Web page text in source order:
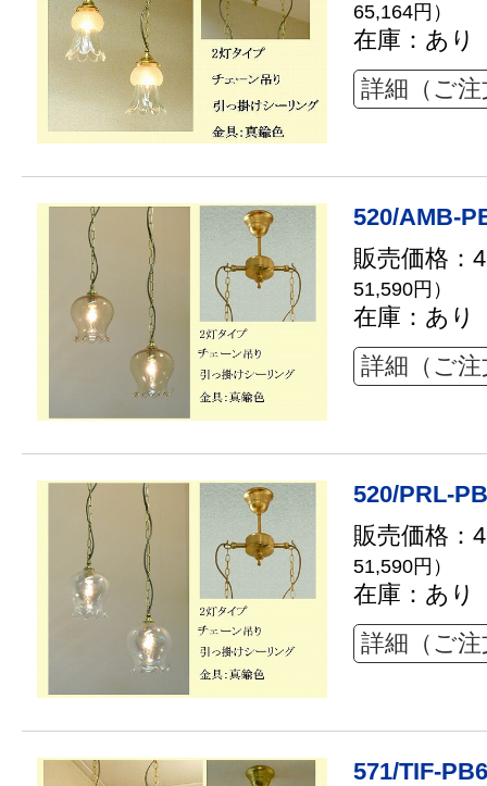
65,164円）
在庫：あり
詳細（ご
520/AMB-
販売価格：
51,590円）
在庫：あり
詳細（ご
520/PRL-
販売価格：
51,590円）
在庫：あり
詳細（ご
571/TIF-